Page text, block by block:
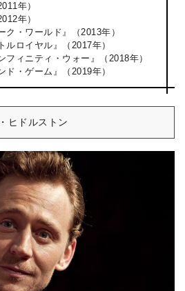
年）
年）
・ワールド』（2013年）
ロイヤル』（2017年）
ィニティ・ウォー』（2018年）
・ゲーム』（2019年）
ヒドルストン